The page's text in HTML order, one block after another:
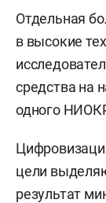
Отдельная
в высокие
средства на
одного
цели
результат